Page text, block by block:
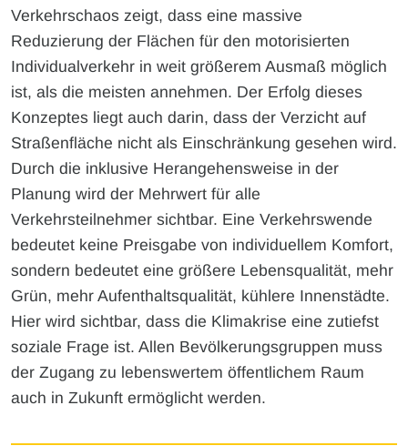
Verkehrschaos zeigt, dass eine massive
Reduzierung der Flächen für den motorisierten
Individualverkehr in weit größerem Ausmaß möglich
ist, als die meisten annehmen. Der Erfolg dieses
Konzeptes liegt auch darin, dass der Verzicht auf
Straßenfläche nicht als Einschränkung gesehen wird.
Durch die inklusive Herangehensweise in der
Planung wird der Mehrwert für alle
Verkehrsteilnehmer sichtbar. Eine Verkehrswende
bedeutet keine Preisgabe von individuellem Komfort,
sondern bedeutet eine größere Lebensqualität, mehr
Grün, mehr Aufenthaltsqualität, kühlere Innenstädte.
Hier wird sichtbar, dass die Klimakrise eine zutiefst
soziale Frage ist. Allen Bevölkerungsgruppen muss
der Zugang zu lebenswertem öffentlichem Raum
auch in Zukunft ermöglicht werden.